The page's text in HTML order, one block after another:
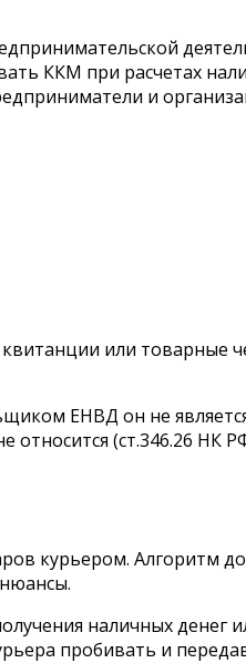
ККМ при расчетах
и
или товарные
ЕНВД он не
(ст.346.26 НК
курьером. Алгоритм
наличных денег
пробивать и